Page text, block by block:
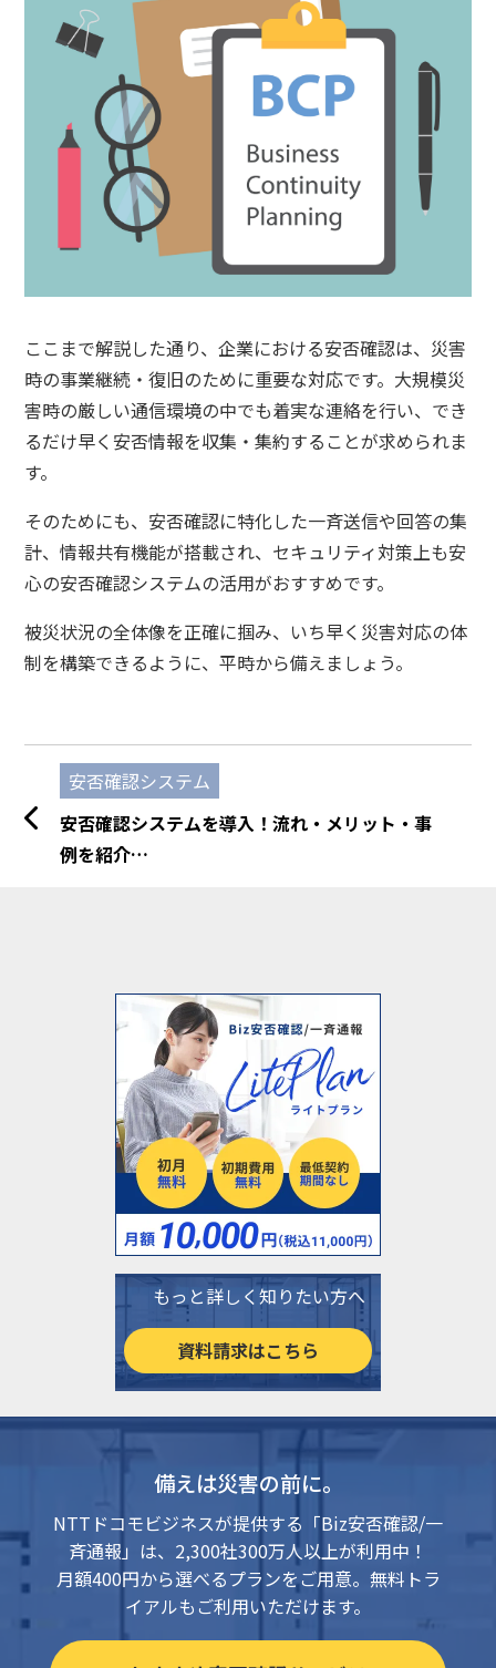
ここまで解説した通り、企業における安否確認は、災害
時の事業継続・復旧のために重要な対応です。大規模災
害時の厳しい通信環境の中でも着実な連絡を行い、でき
るだけ早く安否情報を収集・集約することが求められま
す。
そのためにも、安否確認に特化した一斉送信や回答の集
計、情報共有機能が搭載され、セキュリティ対策上も安
心の安否確認システムの活用がおすすめです。
被災状況の全体像を正確に掴み、いち早く災害対応の体
制を構築できるように、平時から備えましょう。
安否確認システム
安否確認システムを導入！流れ・メリット・事
例を紹介…
もっと詳しく知りたい方へ
資料請求はこちら
備えは災害の前に。
NTTドコモビジネスが提供する「Biz安否確認/一
斉通報」は、2,300社300万人以上が利用中！
月額400円から選べるプランをご用意。無料トラ
イアルもご利用いただけます。